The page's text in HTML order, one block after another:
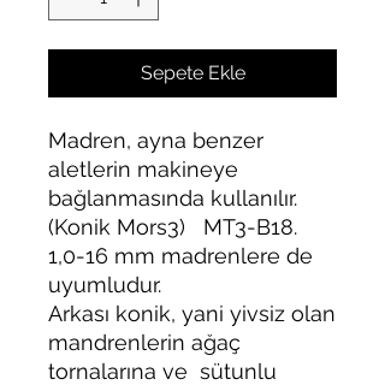
Sepete Ekle
Madren, ayna benzer
aletlerin makineye
bağlanmasında kullanılır.
(Konik Mors3) MT3-B18.
1,0-16 mm madrenlere de
uyumludur.
Arkası konik, yani yivsiz olan
mandrenlerin ağaç
tornalarına ve sütunlu